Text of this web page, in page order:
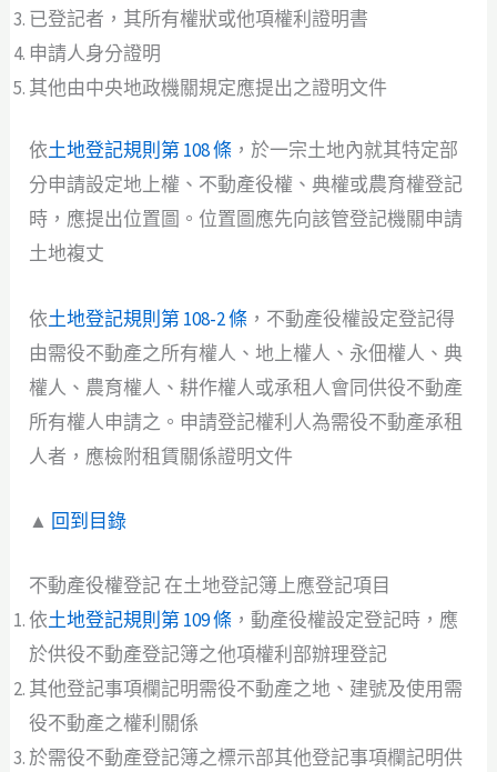
已登記者，其所有權狀或他項權利證明書
申請人身分證明
其他由中央地政機關規定應提出之證明文件
依土地登記規則第 108 條 ，於一宗土地內就其特定部
分申請設定地上權、不動產役權、典權或農育權登記
時，應提出位置圖。位置圖應先向該管登記機關申請
土地複丈
依土地登記規則第 108-2 條 ，不動產役權設定登記得
由需役不動產之所有權人、地上權人、永佃權人、典
權人、農育權人、耕作權人或承租人會同供役不動產
所有權人申請之。申請登記權利人為需役不動產承租
人者，應檢附租賃關係證明文件
▲ 回到目錄
不動產役權登記 在土地登記簿上應登記項目
依土地登記規則第 109 條 ，動產役權設定登記時，應
於供役不動產登記簿之他項權利部辦理登記
其他登記事項欄記明需役不動產之地、建號及使用需
役不動產之權利關係
於需役不動產登記簿之標示部其他登記事項欄記明供